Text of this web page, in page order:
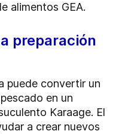
alimentos GEA.
preparación
puede convertir un
en un
Karaage. El
a crear nuevos